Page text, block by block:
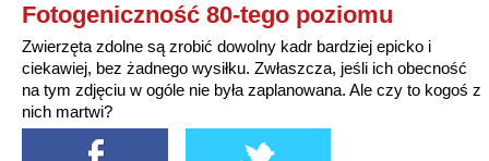
Fotogeniczność 80-tego poziomu
Zwierzęta zdolne są zrobić dowolny kadr bardziej epicko i
ciekawiej, bez żadnego wysiłku. Zwłaszcza, jeśli ich obecność
na tym zdjęciu w ogóle nie była zaplanowana. Ale czy to kogoś z
nich martwi?